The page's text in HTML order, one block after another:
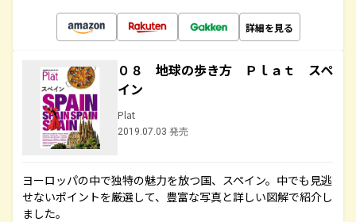
詳細を見る
０８ 地球の歩き方 Ｐｌａｔ スペ
イン
Plat
2019.07.03 発売
ヨーロッパの中で独特の魅力を放つ国、スペイン。中でも見逃
せないポイントを厳選して、豊富な写真と詳しい図解で紹介し
ました。